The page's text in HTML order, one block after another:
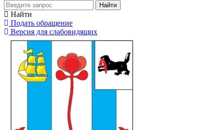
Найти
Найти
Подать обращение
Версия для слабовидящих